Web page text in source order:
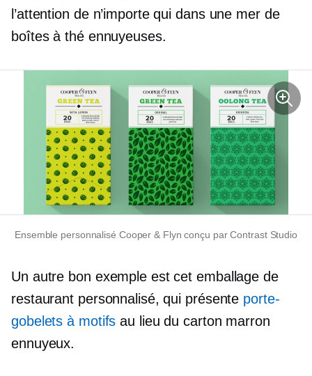
l’attention de n’importe qui dans une mer de
boîtes à thé ennuyeuses.
Ensemble personnalisé Cooper & Flyn conçu par Contrast Studio
Un autre bon exemple est cet emballage de
restaurant personnalisé, qui présente porte-
gobelets à motifs au lieu du carton marron
ennuyeux.